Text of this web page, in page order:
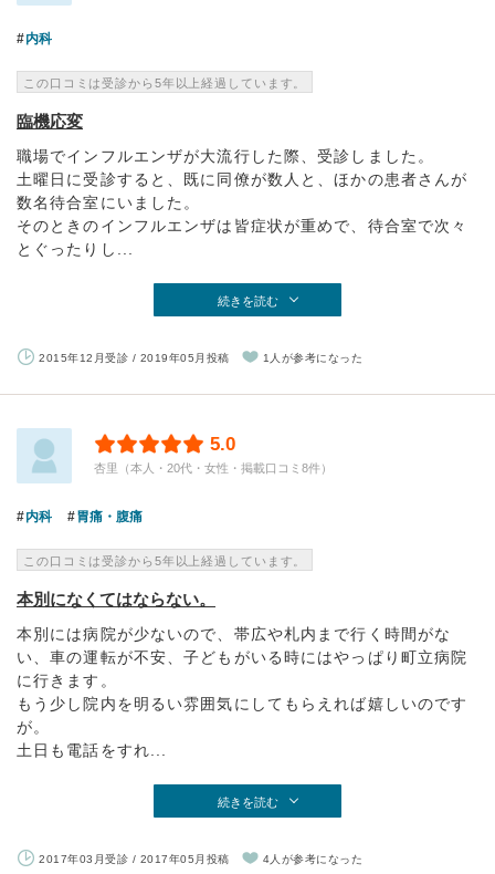
内科
この口コミは受診から5年以上経過しています。
臨機応変
職場でインフルエンザが大流行した際、受診しました。
土曜日に受診すると、既に同僚が数人と、ほかの患者さんが
数名待合室にいました。
そのときのインフルエンザは皆症状が重めで、待合室で次々
とぐったりし...
続きを読む
2015年12月受診 / 2019年05月投稿 1人が参考になった
5.0
杏里（本人・20代・女性・掲載口コミ8件）
内科 胃痛・腹痛
この口コミは受診から5年以上経過しています。
本別になくてはならない。
本別には病院が少ないので、帯広や札内まで行く時間がな
い、車の運転が不安、子どもがいる時にはやっぱり町立病院
に行きます。
もう少し院内を明るい雰囲気にしてもらえれば嬉しいのです
が。
土日も電話をすれ...
続きを読む
2017年03月受診 / 2017年05月投稿 4人が参考になった